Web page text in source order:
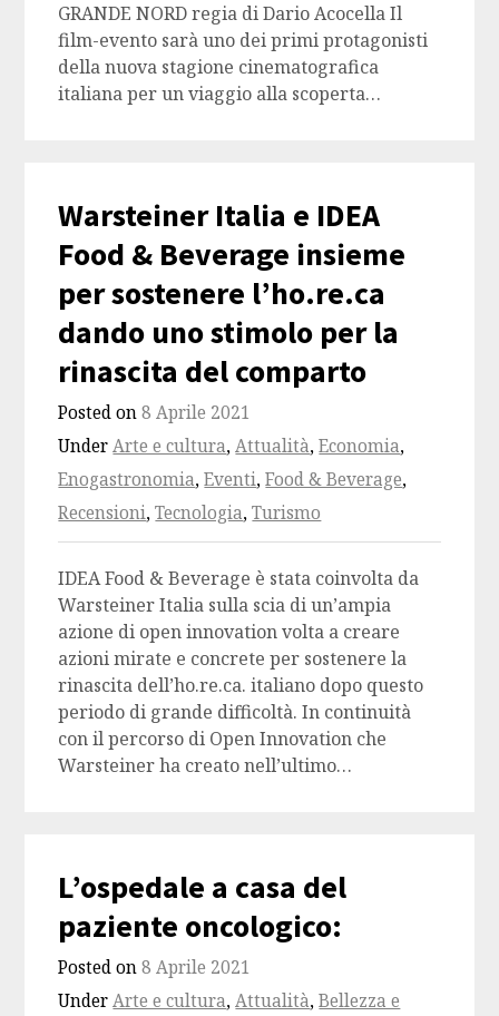
GRANDE NORD regia di Dario Acocella Il
film-evento sarà uno dei primi protagonisti
della nuova stagione cinematografica
italiana per un viaggio alla scoperta…
Warsteiner Italia e IDEA
Food & Beverage insieme
per sostenere l’ho.re.ca
dando uno stimolo per la
rinascita del comparto
Posted on8 Aprile 2021
UnderArte e cultura,Attualità,Economia,
Enogastronomia,Eventi,Food & Beverage,
Recensioni,Tecnologia,Turismo
IDEA Food & Beverage è stata coinvolta da
Warsteiner Italia sulla scia di un’ampia
azione di open innovation volta a creare
azioni mirate e concrete per sostenere la
rinascita dell’ho.re.ca. italiano dopo questo
periodo di grande difficoltà. In continuità
con il percorso di Open Innovation che
Warsteiner ha creato nell’ultimo…
L’ospedale a casa del
paziente oncologico:
Posted on8 Aprile 2021
UnderArte e cultura,Attualità,Bellezza e